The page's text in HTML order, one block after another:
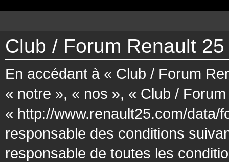
Club / Forum Renault
En accédant à « Club / Forum
« notre », « nos », « Club /
« http://www.renault25.com/data/
responsable des conditions
responsable de toutes les